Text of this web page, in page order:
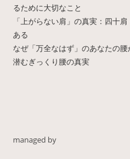
るために大切なこと
「上がらない肩」の真実：四十
ある
なぜ「万全なはず」のあなたの
潜むぎっくり腰の真実
managed by